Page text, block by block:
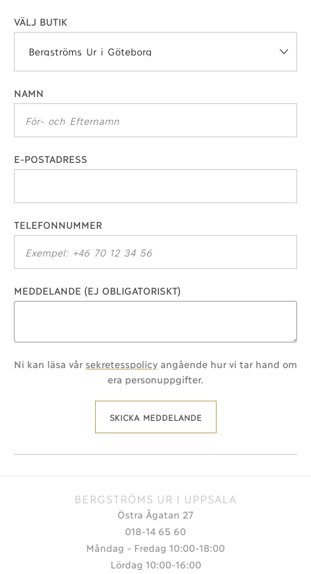
VÄLJ BUTIK
NAMN
E-POSTADRESS
TELEFONNUMMER
MEDDELANDE (EJ OBLIGATORISKT)
Ni kan läsa vår sekretesspolicyangående hur vi tar hand om
era personuppgifter.
SKICKA MEDDELANDE
BERGSTRÖMS UR I UPPSALA
Östra Ågatan 27
018-14 65 60
Måndag - Fredag 10:00-18:00
Lördag 10:00-16:00